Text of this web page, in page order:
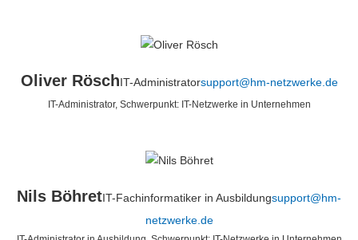
Oliver RöschIT-Administratorsupport@hm-netzwerke.de
IT-Administrator, Schwerpunkt: IT-Netzwerke in Unternehmen
Nils BöhretIT-Fachinformatiker in Ausbildungsupport@hm-
netzwerke.de